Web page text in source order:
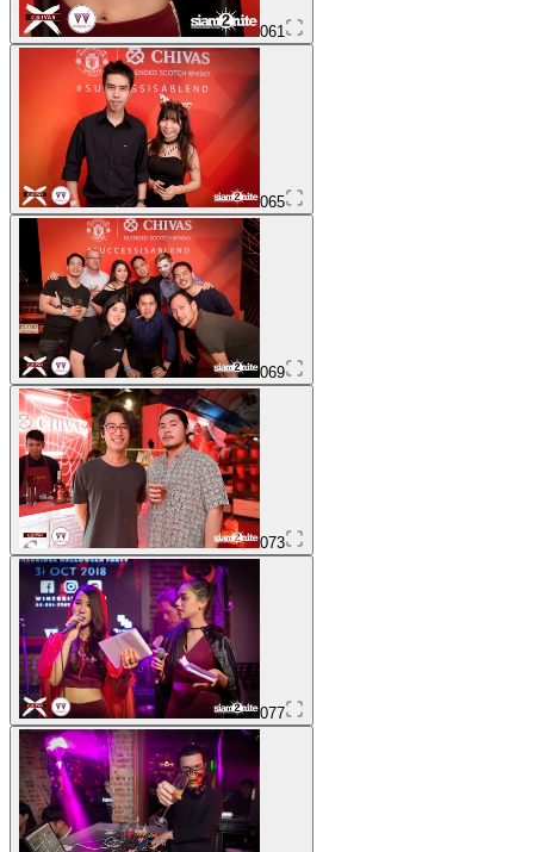
061
065
069
073
077